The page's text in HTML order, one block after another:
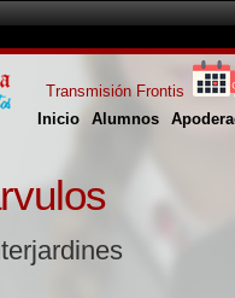
Inicio Alumnos
Transmisión Frontis